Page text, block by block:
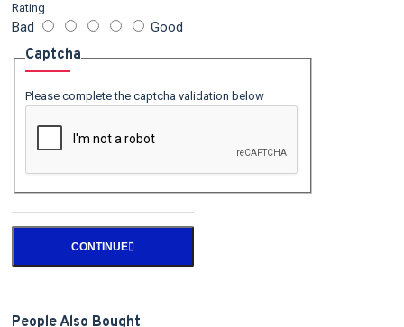
Rating
Bad Good
Captcha
Please complete the captcha validation below
CONTINUE
People Also Bought